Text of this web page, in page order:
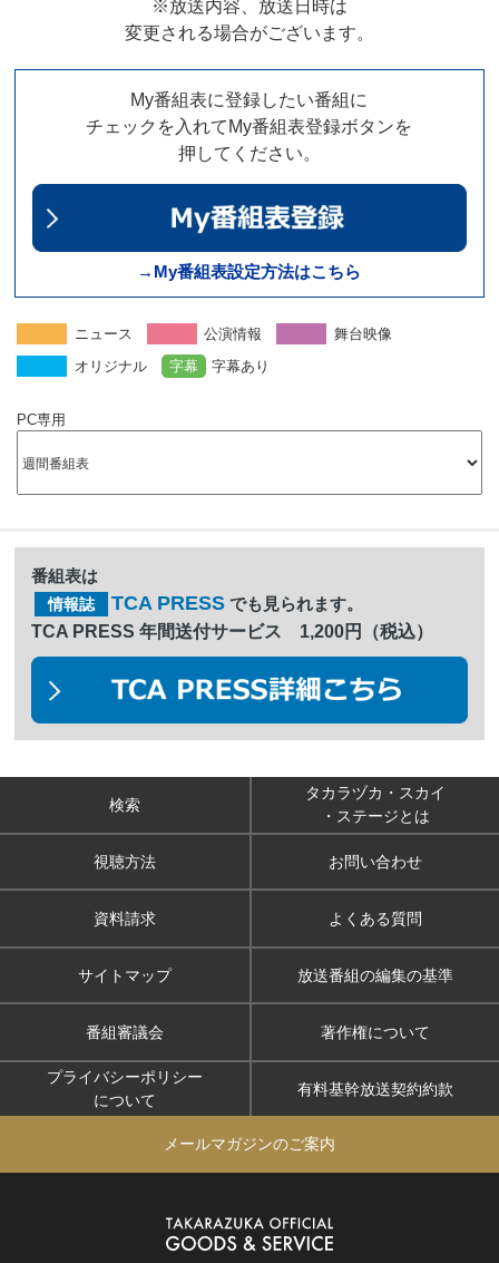
※放送内容、放送日時は
変更される場合がございます。
My番組表に登録したい番組に
チェックを入れてMy番組表登録ボタンを
押してください。
→My番組表設定方法はこちら
ニュース 公演情報
舞台映像
オリジナル
字幕 字幕あり
PC専用
番組表は
情報誌 TCA PRESS でも見られます。
TCA PRESS 年間送付サービス 1,200円（税込）
検索
タカラヅカ・スカイ
・ステージとは
視聴方法 お問い合わせ
資料請求 よくある質問
サイトマップ 放送番組の編集の基準
番組審議会 著作権について
プライバシーポリシー
について
有料基幹放送契約約款
メールマガジンのご案内